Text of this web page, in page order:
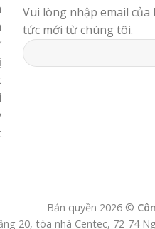
Vui lòng nhập email
tức mới từ chúng tôi.
Bản quyền 2026 ©
20, tòa nhà Centec, 72-74